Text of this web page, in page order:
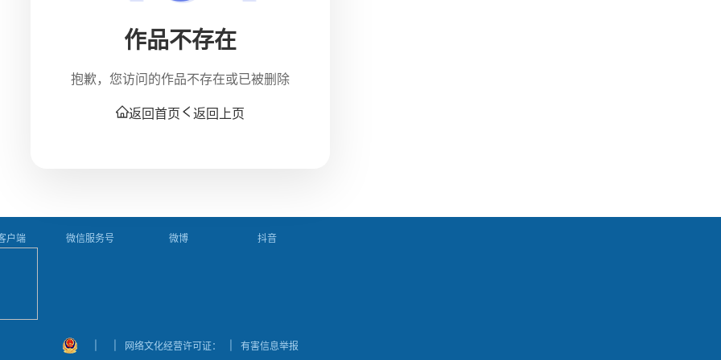
作品不存在
抱歉，您访问的作品不存在或已被删除
返回首页 返回上页
户端 微信服务号 微博 抖音
网络文化经营许可证： 有害信息举报